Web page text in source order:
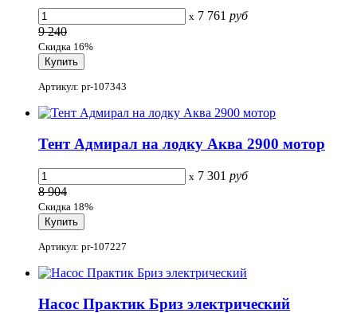
x 7 761 руб
9 240
Скидка 16%
Артикул: pr-107343
Тент Адмирал на лодку Аква 2900 мотор
x 7 301 руб
8 904
Скидка 18%
Артикул: pr-107227
Насос Практик Бриз электрический